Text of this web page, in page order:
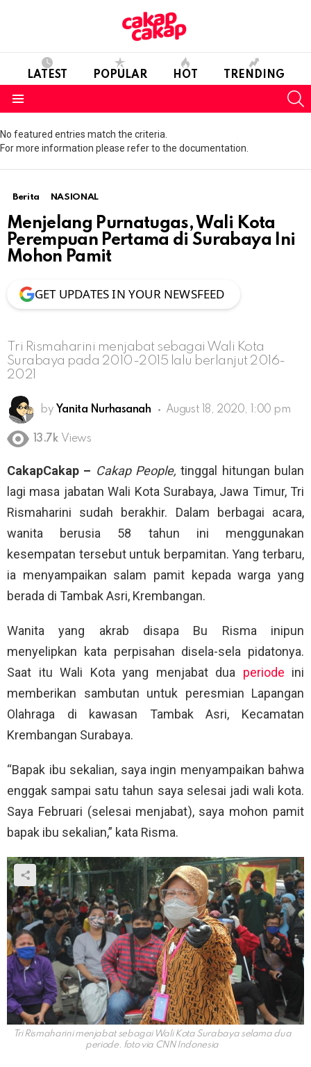
LATEST POPULAR HOT TRENDING
No featured entries match the criteria.
For more information please refer to the documentation.
Berita NASIONAL
Menjelang Purnatugas, Wali Kota
Perempuan Pertama di Surabaya Ini
Mohon Pamit
GET UPDATES IN YOUR NEWSFEED
Tri Rismaharini menjabat sebagai Wali Kota
Surabaya pada 2010-2015 lalu berlanjut 2016-
2021
by Yanita Nurhasanah August 18, 2020, 1:00 pm
13.7k Views
CakapCakap – Cakap People,tinggal hitungan bulan
lagi masa jabatan Wali Kota Surabaya, Jawa Timur, Tri
Rismaharini sudah berakhir. Dalam berbagai acara,
wanita berusia 58 tahun ini menggunakan
kesempatan tersebut untuk berpamitan. Yang terbaru,
ia menyampaikan salam pamit kepada warga yang
berada di Tambak Asri, Krembangan.
Wanita yang akrab disapa Bu Risma inipun
menyelipkan kata perpisahan disela-sela pidatonya.
Saat itu Wali Kota yang menjabat dua periode ini
memberikan sambutan untuk peresmian Lapangan
Olahraga di kawasan Tambak Asri, Kecamatan
Krembangan Surabaya.
“Bapak ibu sekalian, saya ingin menyampaikan bahwa
enggak sampai satu tahun saya selesai jadi wali kota.
Saya Februari (selesai menjabat), saya mohon pamit
bapak ibu sekalian,” kata Risma.
Tri Rismaharini menjabat sebagai Wali Kota Surabaya selama dua
periode. foto via CNN Indonesia